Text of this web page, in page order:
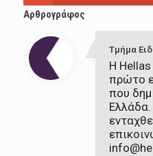
Αρθρογράφος
Τμήμα
Η Hellas
πρώτο
που